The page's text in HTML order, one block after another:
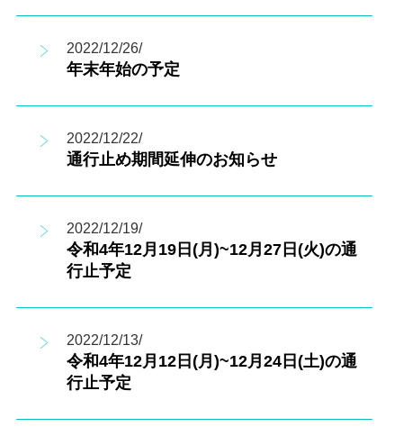
2022/12/26/
年末年始の予定
2022/12/22/
通行止め期間延伸のお知らせ
2022/12/19/
令和4年12月19日(月)~12月27日(火)の通
行止予定
2022/12/13/
令和4年12月12日(月)~12月24日(土)の通
行止予定